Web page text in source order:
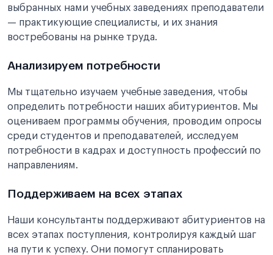
выбранных нами учебных заведениях преподаватели
— практикующие специалисты, и их знания
востребованы на рынке труда.
Анализируем потребности
Мы тщательно изучаем учебные заведения, чтобы
определить потребности наших абитуриентов. Мы
оцениваем программы обучения, проводим опросы
среди студентов и преподавателей, исследуем
потребности в кадрах и доступность профессий по
направлениям.
Поддерживаем на всех этапах
Наши консультанты поддерживают абитуриентов на
всех этапах поступления, контролируя каждый шаг
на пути к успеху. Они помогут спланировать